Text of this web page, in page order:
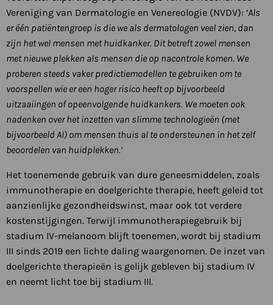
Vereniging van Dermatologie en Venereologie (NVDV): ‘Als
er één patiëntengroep is die we als dermatologen veel zien, dan
zijn het wel mensen met huidkanker. Dit betreft zowel mensen
met nieuwe plekken als mensen die op nacontrole komen. We
proberen steeds vaker predictiemodellen te gebruiken om te
voorspellen wie er een hoger risico heeft op bijvoorbeeld
uitzaaiingen of opeenvolgende huidkankers. We moeten ook
nadenken over het inzetten van slimme technologieën (met
bijvoorbeeld AI) om mensen thuis al te ondersteunen in het zelf
beoordelen van huidplekken.’
Het toenemende gebruik van dure geneesmiddelen, zoals
immunotherapie en doelgerichte therapie, heeft geleid tot
aanzienlijke gezondheidswinst, maar ook tot verdere
kostenstijgingen. Terwijl immunotherapiegebruik bij
stadium IV-melanoom blijft toenemen, wordt bij stadium
III sinds 2019 een lichte daling waargenomen. De inzet van
doelgerichte therapieën is gelijk gebleven bij stadium IV
en neemt licht toe bij stadium III.